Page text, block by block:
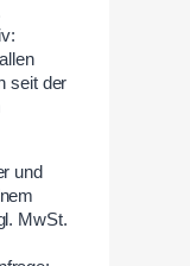
seit der
und
MwSt.